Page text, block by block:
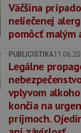
Väčšina
neliečenej
pomôcť malým
PUBLICISTIKA
Legálne
vplyvom
končia na
príjmoch.